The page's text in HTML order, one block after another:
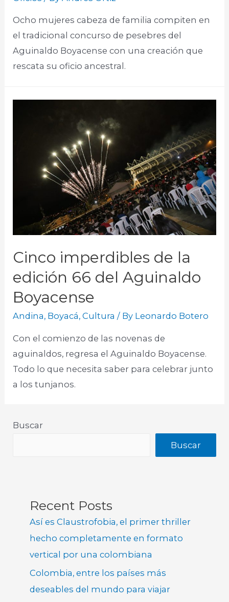
Ocho mujeres cabeza de familia compiten en
el tradicional concurso de pesebres del
Aguinaldo Boyacense con una creación que
rescata su oficio ancestral.
Cinco imperdibles de la
edición 66 del Aguinaldo
Boyacense
Andina, Boyacá,Cultura / By Leonardo Botero
Con el comienzo de las novenas de
aguinaldos, regresa el Aguinaldo Boyacense.
Todo lo que necesita saber para celebrar junto
a los tunjanos.
Buscar
Buscar
Recent Posts
Así es Claustrofobia, el primer thriller
hecho completamente en formato
vertical por una colombiana
Colombia, entre los países más
deseables del mundo para viajar